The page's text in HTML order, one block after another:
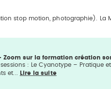
stop motion, photographie). La
Zoom sur la formation création
sessions : Le Cyanotype – Pratique
et...
Lire la suite